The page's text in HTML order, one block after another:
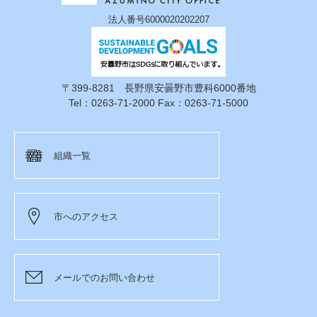
法人番号6000020202207
〒399-8281 長野県安曇野市豊科6000番地
Tel：0263-71-2000 Fax：0263-71-5000
組織一覧
市へのアクセス
メールでのお問い合わせ